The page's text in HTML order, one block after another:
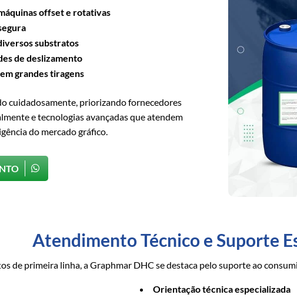
offset e rotativas
substratos
de deslizamento
grandes tiragens
cuidadosamente, priorizando fornecedores
e tecnologias avançadas que atendem
do mercado gráfico.
Atendimento Técnico e Suporte
de primeira linha, a Graphmar DHC se destaca pelo suporte ao
Orientação técnica especializada